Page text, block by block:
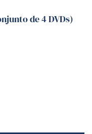
de 4 DVDs)
DVDs) quantidade